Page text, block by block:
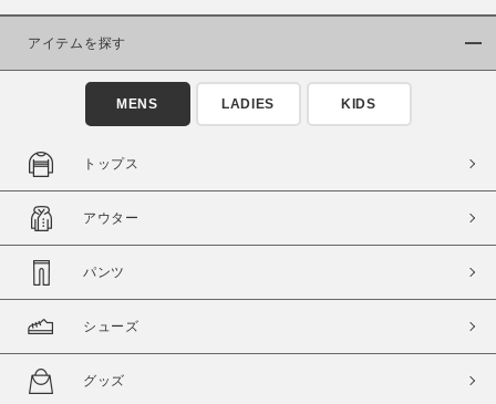
～
商品タイプ
通常商品 予約商品
在庫
在庫あり 在庫なし含む
アイテムを探す
MENS LADIES KIDS
トップス
アウター
パンツ
シューズ
グッズ